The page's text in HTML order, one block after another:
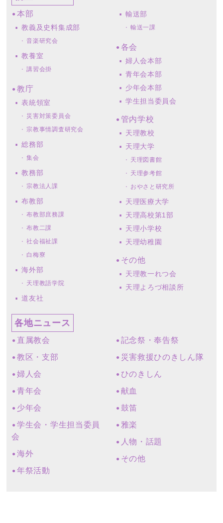
本部
教義及史料集成部
音楽研究会
教養室
講習会掛
教庁
表統領室
災害対策委員会
宗教事情調査研究会
総務部
集会
教務部
宗教法人課
布教部
布教部庶務課
布教二課
社会福祉課
白梅寮
海外部
天理教語学院
道友社
輸送部
輸送一課
各会
婦人会本部
青年会本部
少年会本部
学生担当委員会
管内学校
天理教校
天理大学
天理図書館
天理参考館
おやさと研究所
天理医療大学
天理高校第1部
天理小学校
天理幼稚園
その他
天理教一れつ会
天理よろづ相談所
各地ニュース
直属教会
教区・支部
婦人会
青年会
少年会
学生会・学生担当委員
会
海外
年祭活動
記念祭・奉告祭
災害救援ひのきしん隊
ひのきしん
献血
鼓笛
雅楽
人物・話題
その他